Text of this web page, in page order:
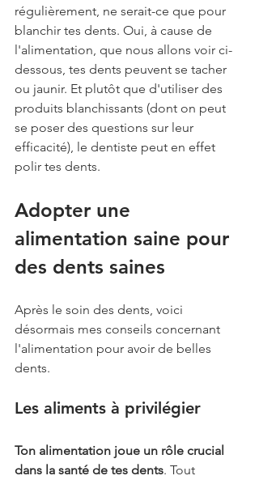
régulièrement, ne serait-ce que pour
blanchir tes dents. Oui, à cause de
l'alimentation, que nous allons voir ci-
dessous, tes dents peuvent se tacher
ou jaunir. Et plutôt que d'utiliser des
produits blanchissants (dont on peut
se poser des questions sur leur
efficacité), le dentiste peut en effet
polir tes dents.
Adopter une
alimentation saine pour
des dents saines
Après le soin des dents, voici
désormais mes conseils concernant
l'alimentation pour avoir de belles
dents.
Les aliments à privilégier
Ton alimentation joue un rôle crucial
dans la santé de tes dents. Tout